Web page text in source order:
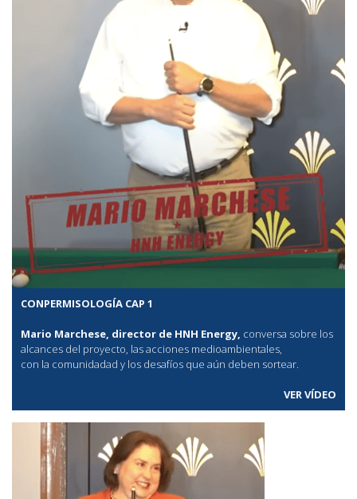
CONPERMISOLOGÍA CAP 1
Mario Marchese, director de HNH Energy, conversa sobre los
alcances del proyecto, las acciones medioambientales,
con la comunidadad y los desafíos que aún deben sortear.
VER VÍDEO